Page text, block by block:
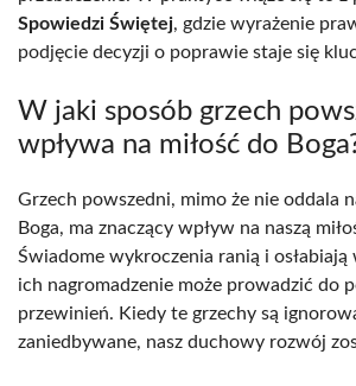
Spowiedzi Świętej, gdzie wyrażenie
podjęcie decyzji o poprawie staje się
W jaki sposób grzech
wpływa na miłość do
Grzech powszedni, mimo że nie oddala
Boga, ma znaczący wpływ na naszą
Świadome wykroczenia ranią i osłabiają
ich nagromadzenie może prowadzić do
przewinień. Kiedy te grzechy są
zaniedbywane, nasz duchowy rozwój